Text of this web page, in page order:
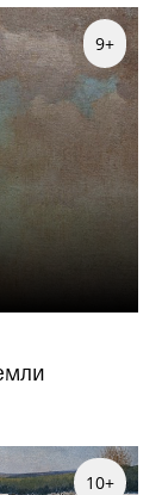
программу
9+
10+